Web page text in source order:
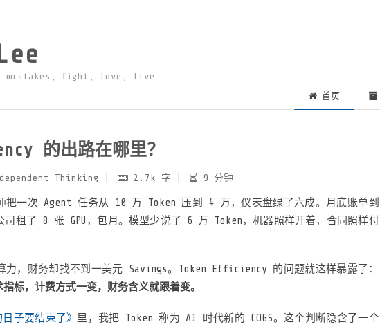
mistakes, fight, love, live
首页
的出路在哪里？
Thinking 2.7k 字 9 分钟
把一次 Agent 任务从 10 万 Token 压到 4 万，仪表盘绿了六成。月底账单到
司租了 8 张 GPU，包月。模型少说了 6 万 Token，机器照样开着，合同照样付
力，财务却找不到一美元 Savings。Token Efficiency 的问题就这样暴露了：
标，计费方式一变，财务含义就跟着变。
子要结束了》 里，我把 Token 称为 AI 时代新的 COGS。这个判断隐含了一个